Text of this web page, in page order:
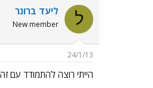
ל ליעד ברונר
New member
24/1/13
הייתי רוצה להתמודד עם